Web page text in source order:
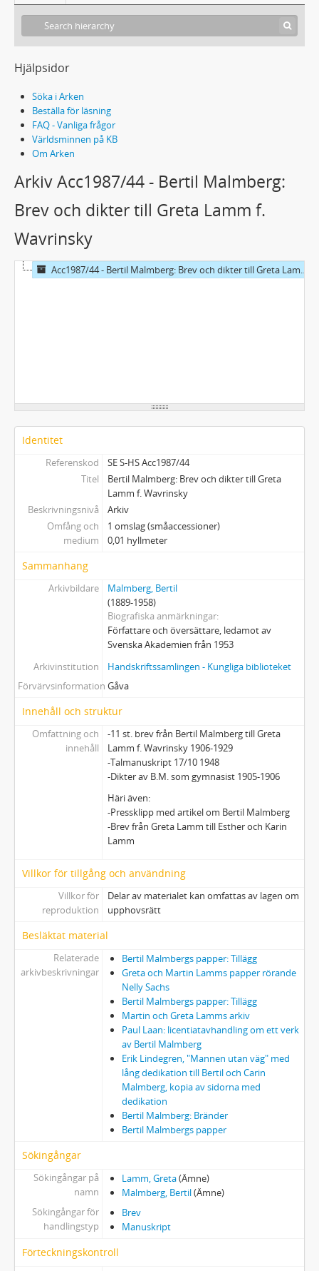
Hjälpsidor
Söka i Arken
Beställa för läsning
FAQ - Vanliga frågor
Världsminnen på KB
Om Arken
Arkiv Acc1987/44 - Bertil Malmberg:
Brev och dikter till Greta Lamm f.
Wavrinsky
Acc1987/44 - Bertil Malmberg: Brev och dikter till Greta Lamm f. Wavrinsky
Identitet
Referenskod
SE S-HS Acc1987/44
Titel
Bertil Malmberg: Brev och dikter till Greta
Lamm f. Wavrinsky
Beskrivningsnivå
Arkiv
Omfång och
medium
1 omslag (småaccessioner)
0,01 hyllmeter
Sammanhang
Arkivbildare
Malmberg, Bertil
(1889-1958)
Biografiska anmärkningar
Författare och översättare, ledamot av
Svenska Akademien från 1953
Arkivinstitution
Handskriftssamlingen - Kungliga biblioteket
Förvärvsinformation Gåva
Innehåll och struktur
Omfattning och
innehåll
-11 st. brev från Bertil Malmberg till Greta
Lamm f. Wavrinsky 1906-1929
-Talmanuskript 17/10 1948
-Dikter av B.M. som gymnasist 1905-1906
Häri även:
-Pressklipp med artikel om Bertil Malmberg
-Brev från Greta Lamm till Esther och Karin
Lamm
Villkor för tillgång och användning
Villkor för
reproduktion
Delar av materialet kan omfattas av lagen om
upphovsrätt
Besläktat material
Relaterade
arkivbeskrivningar
Bertil Malmbergs papper: Tillägg
Greta och Martin Lamms papper rörande
Nelly Sachs
Bertil Malmbergs papper: Tillägg
Martin och Greta Lamms arkiv
Paul Laan: licentiatavhandling om ett verk
av Bertil Malmberg
Erik Lindegren, "Mannen utan väg" med
lång dedikation till Bertil och Carin
Malmberg, kopia av sidorna med
dedikation
Bertil Malmberg: Bränder
Bertil Malmbergs papper
Sökingångar
Sökingångar på
namn
Lamm, Greta(Ämne)
Malmberg, Bertil(Ämne)
Sökingångar för
handlingstyp
Brev
Manuskript
Förteckningskontroll